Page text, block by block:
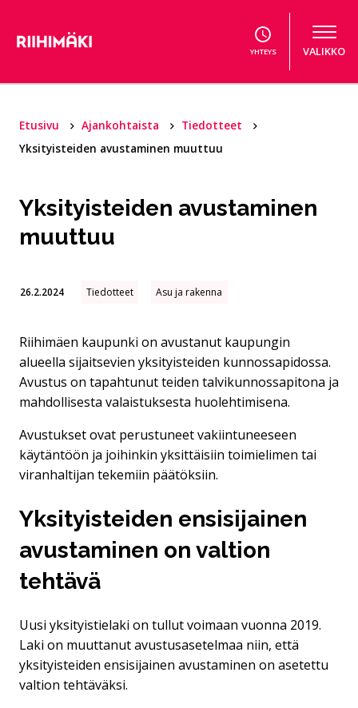
YHTEYS VALIKKO
Etusivu Ajankohtaista
Tiedotteet
Yksityisteiden avustaminen muuttuu
Yksityisteiden avustaminen
muuttuu
26.2.2024 Tiedotteet Asu ja rakenna
Riihimäen kaupunki on avustanut kaupungin
alueella sijaitsevien yksityisteiden kunnossapidossa.
Avustus on tapahtunut teiden talvikunnossapitona ja
mahdollisesta valaistuksesta huolehtimisena.
Avustukset ovat perustuneet vakiintuneeseen
käytäntöön ja joihinkin yksittäisiin toimielimen tai
viranhaltijan tekemiin päätöksiin.
Yksityisteiden ensisijainen
avustaminen on valtion
tehtävä
Uusi yksityistielaki on tullut voimaan vuonna 2019.
Laki on muuttanut avustusasetelmaa niin, että
yksityisteiden ensisijainen avustaminen on asetettu
valtion tehtäväksi.